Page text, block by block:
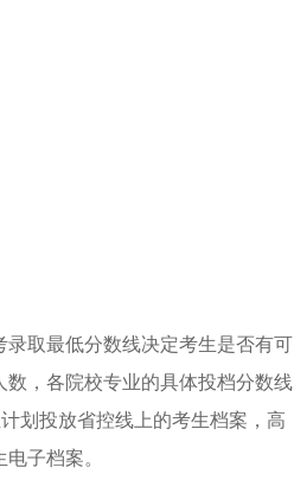
取最低分数线决定考生是否有可
，各院校专业的具体投档分数线
划投放省控线上的考生档案，高
子档案。